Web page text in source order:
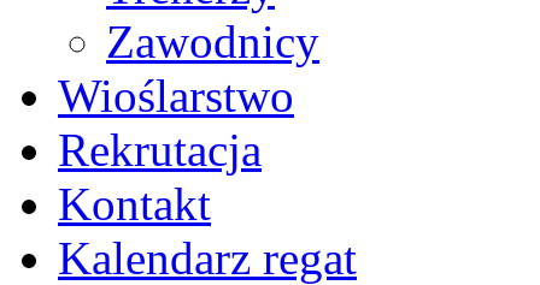
Zawodnicy
Wioślarstwo
Rekrutacja
Kontakt
Kalendarz regat